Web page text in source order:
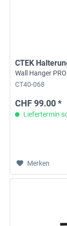
CTEK
Wall Hanger
CT40-068
CHF 99.00 *
Liefertermin
Merken